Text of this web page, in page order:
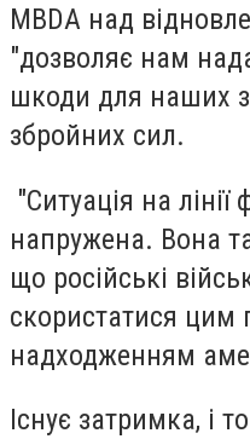
MBDA над
"дозволяє нам
шкоди для наших
збройних сил.
"Ситуація на лінії
напружена. Вона
що російські
скористатися цим
надходженням
Існує затримка, і